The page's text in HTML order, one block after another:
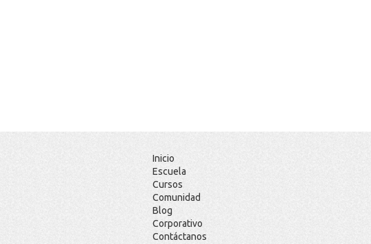
Inicio
Escuela
Cursos
Comunidad
Blog
Corporativo
Contáctanos